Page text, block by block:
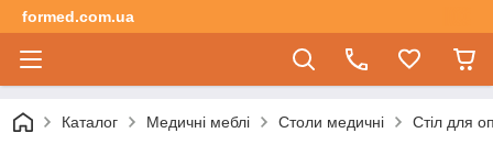
formed.com.ua
Каталог Медичні меблі Столи медичні Стіл для